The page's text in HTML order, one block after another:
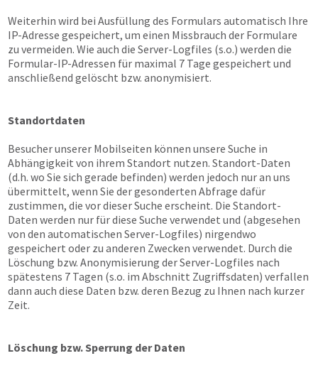
Weiterhin wird bei Ausfüllung des Formulars automatisch Ihre
IP-Adresse gespeichert, um einen Missbrauch der Formulare
zu vermeiden. Wie auch die Server-Logfiles (s.o.) werden die
Formular-IP-Adressen für maximal 7 Tage gespeichert und
anschließend gelöscht bzw. anonymisiert.
Standortdaten
Besucher unserer Mobilseiten können unsere Suche in
Abhängigkeit von ihrem Standort nutzen. Standort-Daten
(d.h. wo Sie sich gerade befinden) werden jedoch nur an uns
übermittelt, wenn Sie der gesonderten Abfrage dafür
zustimmen, die vor dieser Suche erscheint. Die Standort-
Daten werden nur für diese Suche verwendet und (abgesehen
von den automatischen Server-Logfiles) nirgendwo
gespeichert oder zu anderen Zwecken verwendet. Durch die
Löschung bzw. Anonymisierung der Server-Logfiles nach
spätestens 7 Tagen (s.o. im Abschnitt Zugriffsdaten) verfallen
dann auch diese Daten bzw. deren Bezug zu Ihnen nach kurzer
Zeit.
Löschung bzw. Sperrung der Daten